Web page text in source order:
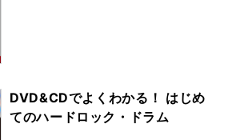
DVD&CDでよくわかる！ はじめ
てのハードロック・ドラム